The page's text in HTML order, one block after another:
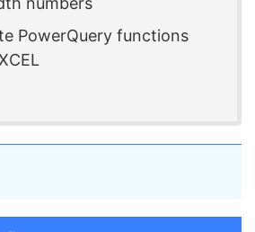
PowerQuery functions